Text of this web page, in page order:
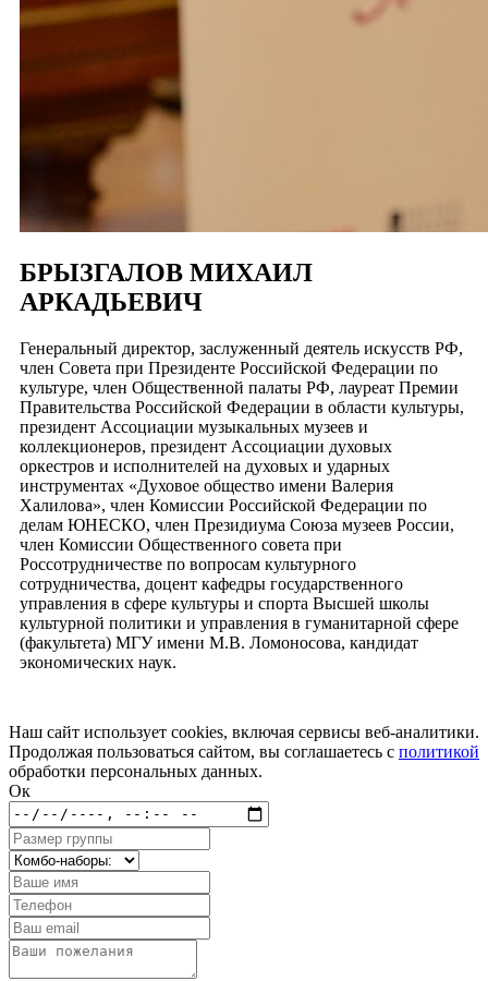
БРЫЗГАЛОВ МИХАИЛ
АРКАДЬЕВИЧ
Генеральный директор, заслуженный деятель искусств РФ,
член Совета при Президенте Российской Федерации по
культуре, член Общественной палаты РФ, лауреат Премии
Правительства Российской Федерации в области культуры,
президент Ассоциации музыкальных музеев и
коллекционеров, президент Ассоциации духовых
оркестров и исполнителей на духовых и ударных
инструментах «Духовое общество имени Валерия
Халилова», член Комиссии Российской Федерации по
делам ЮНЕСКО, член Президиума Союза музеев России,
член Комиссии Общественного совета при
Россотрудничестве по вопросам культурного
сотрудничества, доцент кафедры государственного
управления в сфере культуры и спорта Высшей школы
культурной политики и управления в гуманитарной сфере
(факультета) МГУ имени М.В. Ломоносова, кандидат
экономических наук.
Наш сайт использует cookies, включая сервисы веб-аналитики.
Продолжая пользоваться сайтом, вы соглашаетесь с политикой
обработки персональных данных.
Ок